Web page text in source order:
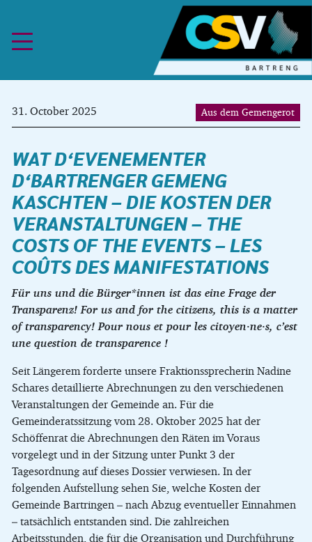
WAT D‘EVENEMENTER
D‘BARTRENGER GEMENG
KASCHTEN – DIE KOSTEN DER
VERANSTALTUNGEN – THE
COSTS OF THE EVENTS – LES
COÛTS DES MANIFESTATIONS
31. October 2025 Aus dem Gemengerot
Für uns und die Bürger*innen ist das eine Frage der
Transparenz! For us and for the citizens, this is a matter
of transparency! Pour nous et pour les citoyen·ne·s, c’est
une question de transparence !
Seit Längerem forderte unsere Fraktionssprecherin Nadine
Schares detaillierte Abrechnungen zu den verschiedenen
Veranstaltungen der Gemeinde an. Für die
Gemeinderatssitzung vom 28. Oktober 2025 hat der
Schöffenrat die Abrechnungen den Räten im Voraus
vorgelegt und in der Sitzung unter Punkt 3 der
Tagesordnung auf dieses Dossier verwiesen. In der
folgenden Aufstellung sehen Sie, welche Kosten der
Gemeinde Bartringen – nach Abzug eventueller Einnahmen
– tatsächlich entstanden sind. Die zahlreichen
Arbeitsstunden, die für die Organisation und Durchführung